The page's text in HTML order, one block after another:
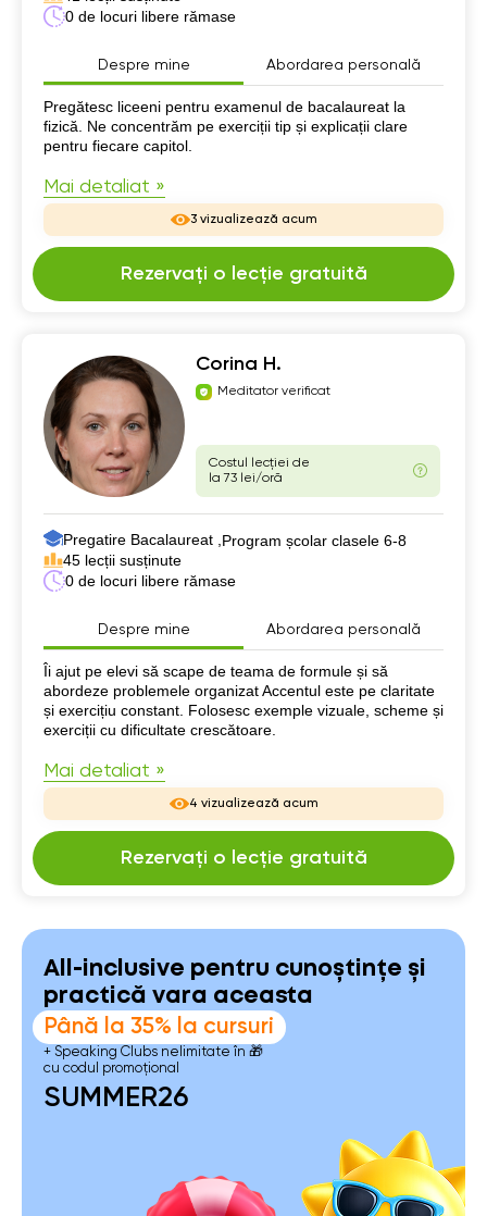
0 de locuri libere rămase
Despre mine Abordarea personală
Despre mine
Pregătesc liceeni pentru examenul de bacalaureat la
fizică. Ne concentrăm pe exerciții tip și explicații clare
pentru fiecare capitol.
Mai detaliat »
3 vizualizează acum
Rezervați o lecție gratuită
Corina H.
Meditator verificat
Costul lecției de
la 73 lei/oră
Pregatire Bacalaureat , Program școlar clasele 6-8
45 lecții susținute
0 de locuri libere rămase
Despre mine Abordarea personală
Despre mine
Îi ajut pe elevi să scape de teama de formule și să
abordeze problemele organizat Accentul este pe claritate
și exercițiu constant. Folosesc exemple vizuale, scheme și
exerciții cu dificultate crescătoare.
Mai detaliat »
4 vizualizează acum
Rezervați o lecție gratuită
All-inclusive pentru cunoștințe și
practică vara aceasta
Până la 35% la cursuri
+ Speaking Clubs nelimitate în 🎁
cu codul promoțional
SUMMER26